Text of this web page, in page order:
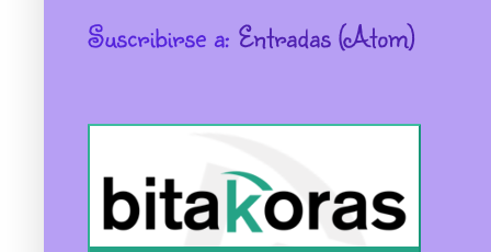
Suscribirse a: Entradas (Atom)